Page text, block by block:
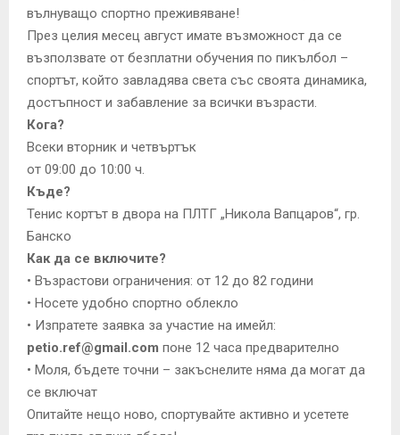
вълнуващо спортно преживяване!
През целия месец август имате възможност да се
възползвате от безплатни обучения по пикълбол –
спортът, който завладява света със своята динамика,
достъпност и забавление за всички възрасти.
Кога?
Всеки вторник и четвъртък
от 09:00 до 10:00 ч.
Къде?
Тенис кортът в двора на ПЛТГ „Никола Вапцаров“, гр.
Банско
Как да се включите?
• Възрастови ограничения: от 12 до 82 години
• Носете удобно спортно облекло
• Изпратете заявка за участие на имейл:
petio.ref@gmail.com поне 12 часа предварително
• Моля, бъдете точни – закъснелите няма да могат да
се включат
Опитайте нещо ново, спортувайте активно и усетете